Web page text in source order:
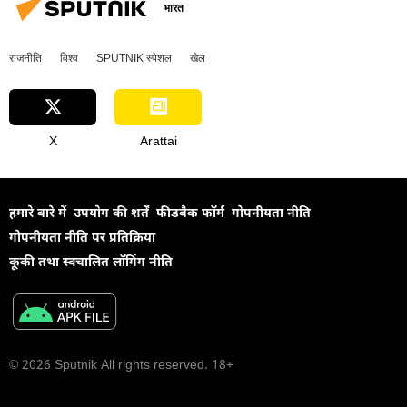
यूक्रेन की सुरक्षा सेवा (SBU)
भारत
राजनीति विश्व SPUTNIK स्पेशल खेल
X Arattai
हमारे बारे में उपयोग की शर्तें फीडबैक फॉर्म गोपनीयता नीति
गोपनीयता नीति पर प्रतिक्रिया
कूकी तथा स्वचालित लॉगिंग नीति
© 2026 Sputnik All rights reserved. 18+